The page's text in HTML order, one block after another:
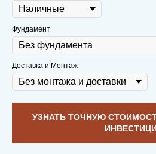
Фундамент
Доставка и Монтаж
УЗНАТЬ ТОЧНУЮ